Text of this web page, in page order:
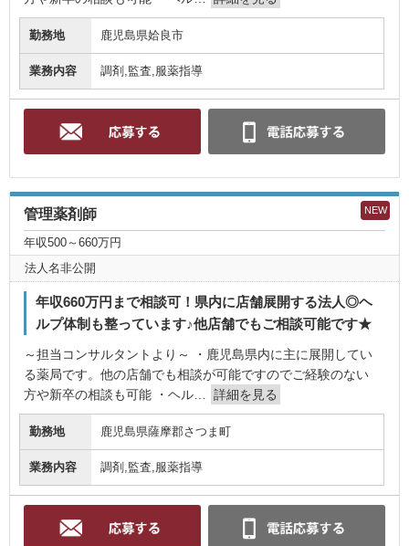
勤務地 鹿児島県姶良市
業務内容 調剤,監査,服薬指導
NEW
管理薬剤師
年収500～660万円
法人名非公開
年収660万円まで相談可！県内に店舗展開する法人◎ヘ
ルプ体制も整っています♪他店舗でもご相談可能です★
～担当コンサルタントより～ ・鹿児島県内に主に展開してい
る薬局です。他の店舗でも相談が可能ですのでご経験のない
方や新卒の相談も可能 ・ヘル…
詳細を見る
勤務地 鹿児島県薩摩郡さつま町
業務内容 調剤,監査,服薬指導